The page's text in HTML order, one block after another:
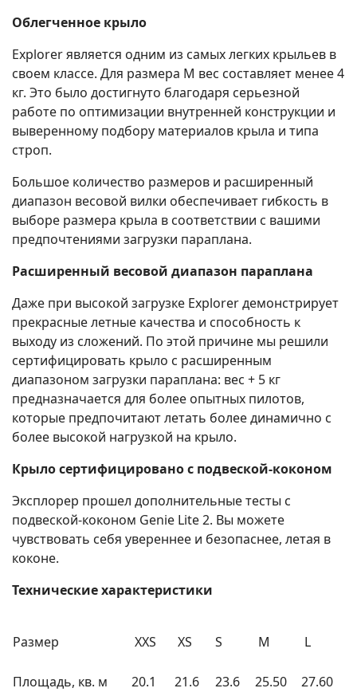
Облегченное крыло
Explorer является одним из самых легких крыльев в
своем классе. Для размера М вес составляет менее 4
кг. Это было достигнуто благодаря серьезной
работе по оптимизации внутренней конструкции и
выверенному подбору материалов крыла и типа
строп.
Большое количество размеров и расширенный
диапазон весовой вилки обеспечивает гибкость в
выборе размера крыла в соответствии с вашими
предпочтениями загрузки параплана.
Расширенный весовой диапазон параплана
Даже при высокой загрузке Explorer демонстрирует
прекрасные летные качества и способность к
выходу из сложений. По этой причине мы решили
сертифицировать крыло с расширенным
диапазоном загрузки параплана: вес + 5 кг
предназначается для более опытных пилотов,
которые предпочитают летать более динамично с
более высокой нагрузкой на крыло.
Крыло сертифицировано с подвеской-коконом
Эксплорер прошел дополнительные тесты с
подвеской-коконом Genie Lite 2. Вы можете
чувствовать себя увереннее и безопаснее, летая в
коконе.
Технические характеристики
Размер XXS XS S M L
Площадь, кв. м 20.1 21.6 23.6 25.50
27.60